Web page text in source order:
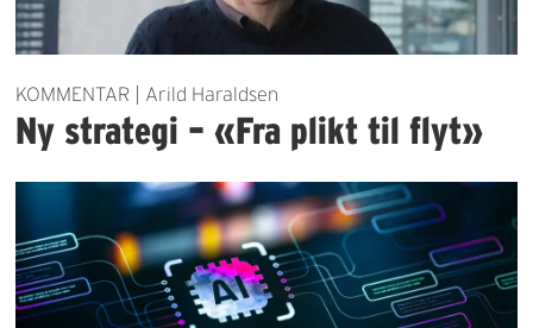
KOMMENTAR | Arild Haraldsen
Ny strategi – «Fra plikt til flyt»